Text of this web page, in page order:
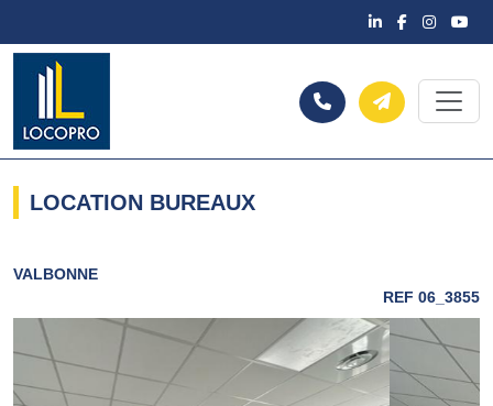
LOCATION BUREAUX
VALBONNE
REF 06_3855